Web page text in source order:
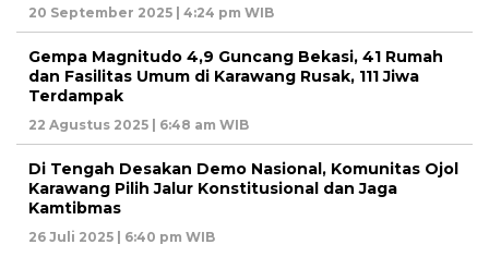
20 September 2025 | 4:24 pm WIB
Gempa Magnitudo 4,9 Guncang Bekasi, 41 Rumah
dan Fasilitas Umum di Karawang Rusak, 111 Jiwa
Terdampak
22 Agustus 2025 | 6:48 am WIB
Di Tengah Desakan Demo Nasional, Komunitas Ojol
Karawang Pilih Jalur Konstitusional dan Jaga
Kamtibmas
26 Juli 2025 | 6:40 pm WIB